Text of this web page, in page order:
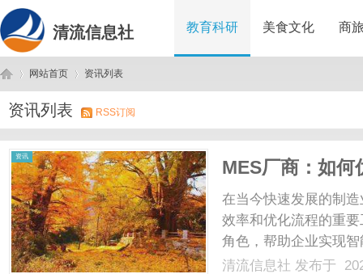
清流信息社 教育科研 美食文化 商
清 ›
网站首页
›
资讯列表
资讯列表 RSS订阅
资讯
MES厂商：如何
在当今快速发展的制
效率和优化流程的重
角色，帮助企业实现
探讨MES厂商的作用
清流信息社 发布于